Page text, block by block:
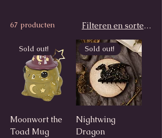
67 producten Filteren en sorteren
Sold out!
Moonwort the
Toad Mug
Sold out!
Nightwing
Dragon